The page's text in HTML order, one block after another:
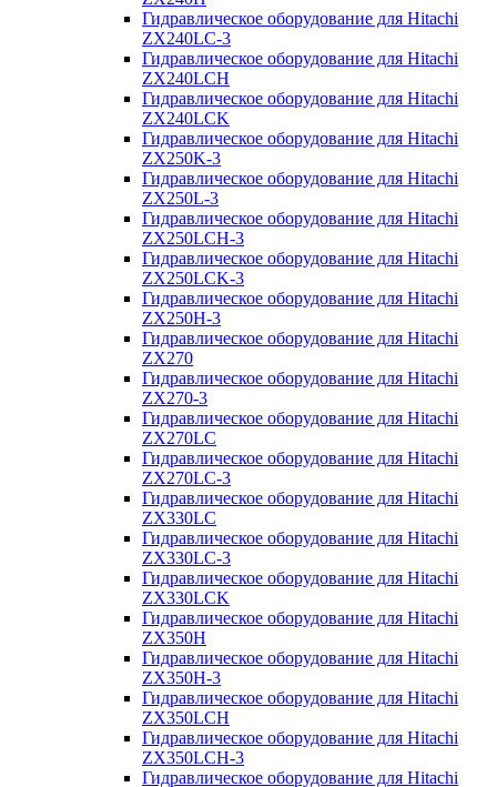
Гидравлическое оборудование для Hitachi
ZX240LC-3
Гидравлическое оборудование для Hitachi
ZX240LCH
Гидравлическое оборудование для Hitachi
ZX240LCK
Гидравлическое оборудование для Hitachi
ZX250K-3
Гидравлическое оборудование для Hitachi
ZX250L-3
Гидравлическое оборудование для Hitachi
ZX250LCH-3
Гидравлическое оборудование для Hitachi
ZX250LCK-3
Гидравлическое оборудование для Hitachi
ZX250Н-3
Гидравлическое оборудование для Hitachi
ZX270
Гидравлическое оборудование для Hitachi
ZX270-3
Гидравлическое оборудование для Hitachi
ZX270LC
Гидравлическое оборудование для Hitachi
ZX270LC-3
Гидравлическое оборудование для Hitachi
ZX330LC
Гидравлическое оборудование для Hitachi
ZX330LC-3
Гидравлическое оборудование для Hitachi
ZX330LCK
Гидравлическое оборудование для Hitachi
ZX350H
Гидравлическое оборудование для Hitachi
ZX350H-3
Гидравлическое оборудование для Hitachi
ZX350LCH
Гидравлическое оборудование для Hitachi
ZX350LCH-3
Гидравлическое оборудование для Hitachi